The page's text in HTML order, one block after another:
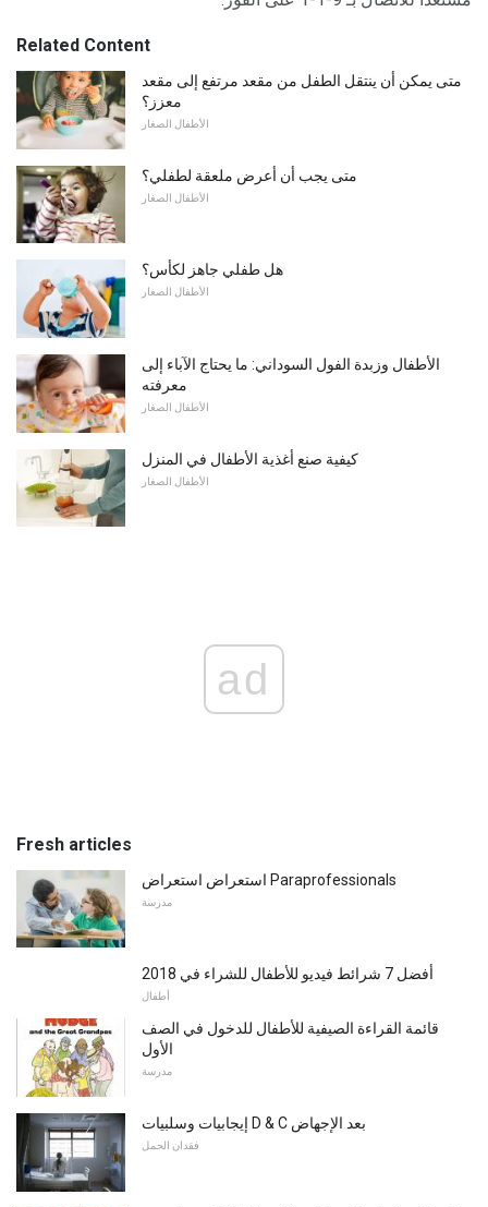
Related Content
متى يمكن أن ينتقل الطفل من مقعد مرتفع إلى مقعد
معزز؟
الأطفال الصغار
متى يجب أن أعرض ملعقة لطفلي؟
الأطفال الصغار
هل طفلي جاهز لكأس؟
الأطفال الصغار
الأطفال وزبدة الفول السوداني: ما يحتاج الآباء إلى
معرفته
الأطفال الصغار
كيفية صنع أغذية الأطفال في المنزل
الأطفال الصغار
ad
Fresh articles
استعراض استعراض Paraprofessionals
مدرسة
أفضل 7 شرائط فيديو للأطفال للشراء في 2018
أطفال
قائمة القراءة الصيفية للأطفال للدخول في الصف
الأول
مدرسة
إيجابيات وسلبيات D & C بعد الإجهاض
فقدان الحمل